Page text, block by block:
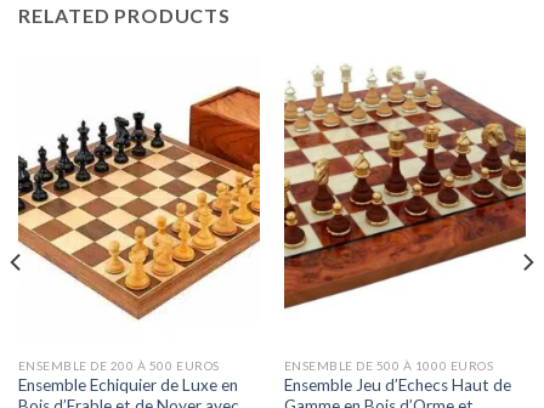
RELATED PRODUCTS
ENSEMBLE DE 200 À 500 EUROS
Ensemble Echiquier de Luxe en
ENSEMBLE DE 500 À 1000 EUROS
Ensemble Jeu d’Echecs Haut de